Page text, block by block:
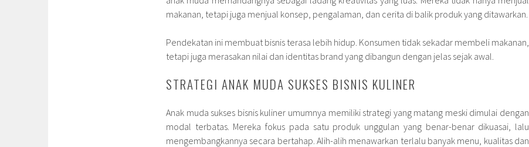
makanan, tetapi juga menjual konsep, pengalaman, dan cerita di balik produk yang ditawarkan.
Pendekatan ini membuat bisnis terasa lebih hidup. Konsumen tidak sekadar membeli makanan,
tetapi juga merasakan nilai dan identitas brand yang dibangun dengan jelas sejak awal.
STRATEGI ANAK MUDA SUKSES BISNIS KULINER
Anak muda sukses bisnis kuliner umumnya memiliki strategi yang matang meski dimulai dengan
modal terbatas. Mereka fokus pada satu produk unggulan yang benar-benar dikuasai, lalu
mengembangkannya secara bertahap. Alih-alih menawarkan terlalu banyak menu, kualitas dan